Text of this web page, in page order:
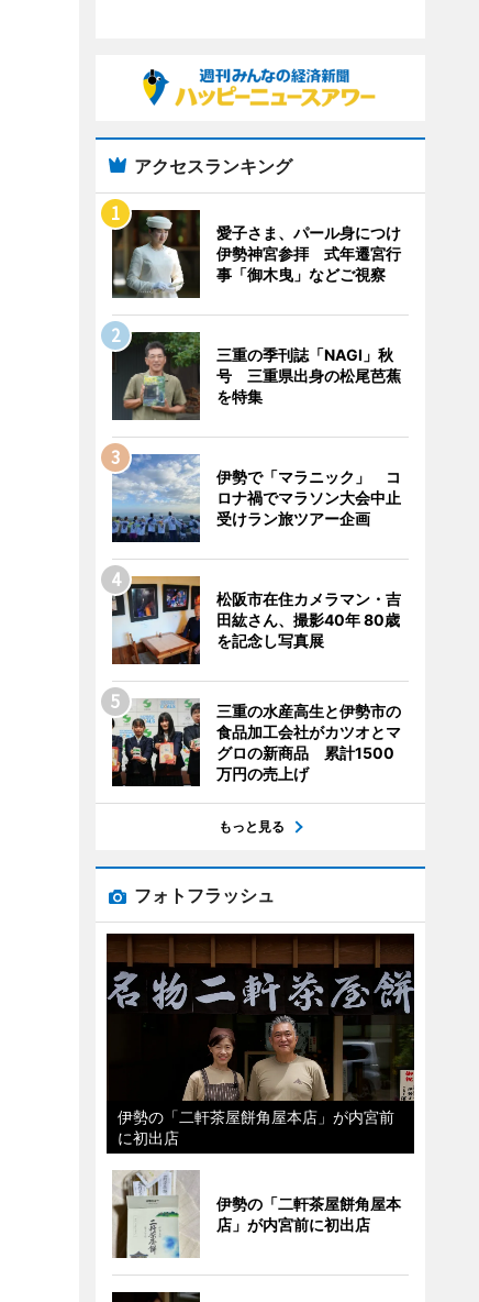
アクセスランキング
愛子さま、パール身につけ
伊勢神宮参拝 式年遷宮行
事「御木曳」などご視察
三重の季刊誌「NAGI」秋
号 三重県出身の松尾芭蕉
を特集
伊勢で「マラニック」 コ
ロナ禍でマラソン大会中止
受けラン旅ツアー企画
松阪市在住カメラマン・吉
田紘さん、撮影40年 80歳
を記念し写真展
三重の水産高生と伊勢市の
食品加工会社がカツオとマ
グロの新商品 累計1500
万円の売上げ
もっと見る
フォトフラッシュ
伊勢の「二軒茶屋餅角屋本店」が内宮前
に初出店
伊勢の「二軒茶屋餅角屋本
店」が内宮前に初出店